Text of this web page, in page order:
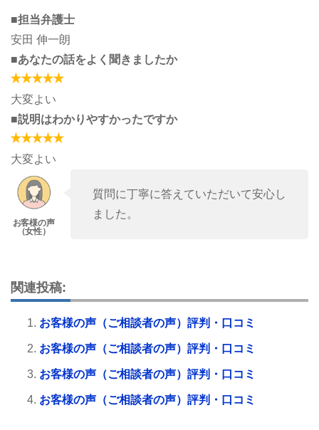
■担当弁護士
安田 伸一朗
■あなたの話をよく聞きましたか
大変よい
■説明はわかりやすかったですか
大変よい
質問に丁寧に答えていただいて安心し
ました。
関連投稿:
お客様の声（ご相談者の声）評判・口コミ
お客様の声（ご相談者の声）評判・口コミ
お客様の声（ご相談者の声）評判・口コミ
お客様の声（ご相談者の声）評判・口コミ